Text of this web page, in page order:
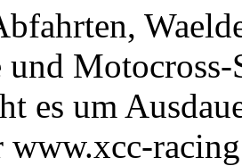
und
es um
www.xcc-